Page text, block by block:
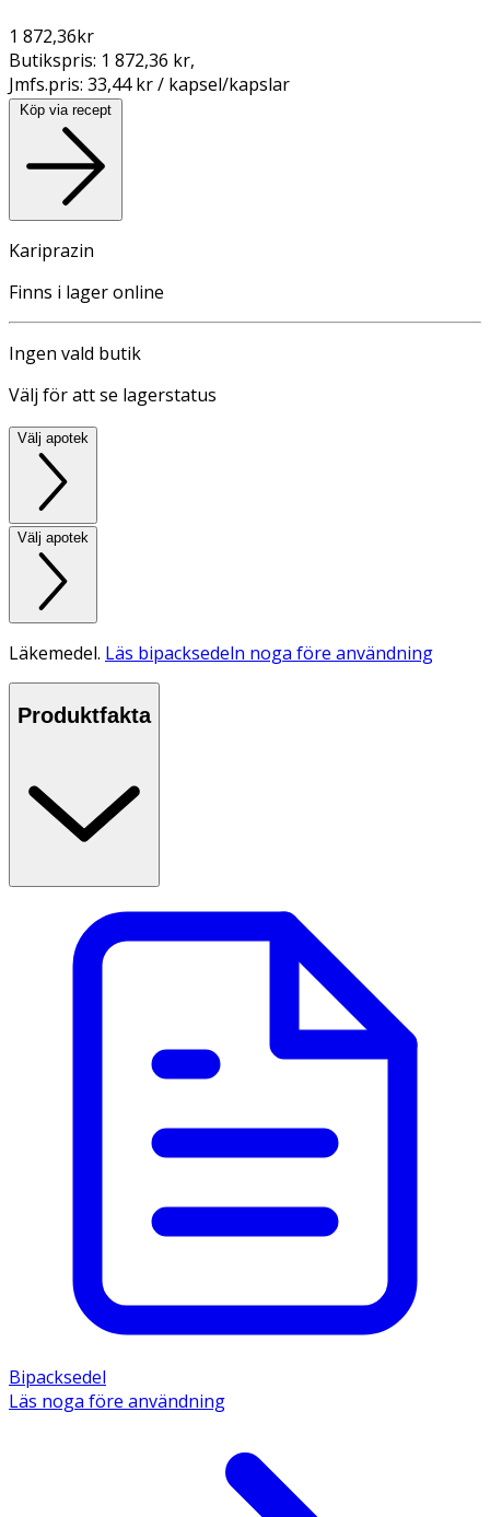
1 872,36kr
Butikspris: 1 872,36 kr,
Jmfs.pris: 33,44 kr / kapsel/kapslar
Köp via recept
Kariprazin
Finns i lager online
Ingen vald butik
Välj för att se lagerstatus
Välj apotek
Välj apotek
Läkemedel. Läs bipacksedeln noga före användning
Produktfakta
Bipacksedel
Läs noga före användning